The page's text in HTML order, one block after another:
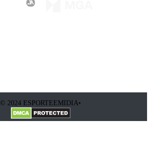
© 2024 ESPORTEEMIDIA•